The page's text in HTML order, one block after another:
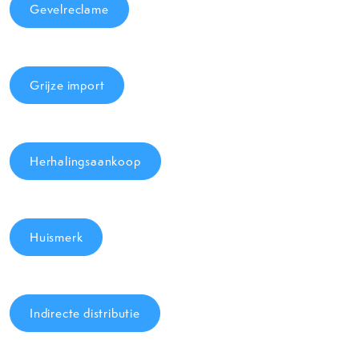
Gevelreclame
Grijze import
Herhalingsaankoop
Huismerk
Indirecte distributie